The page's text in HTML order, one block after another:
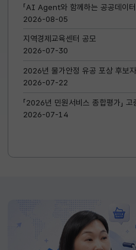
공지
「AI Agent와 함께하는 공공데이터
2026-08-05
지역경제교육센터 공모
2026-07-30
2026년 물가안정 유공 포상 후보
2026-07-22
「2026년 민원서비스 종합평가」
2026-07-14